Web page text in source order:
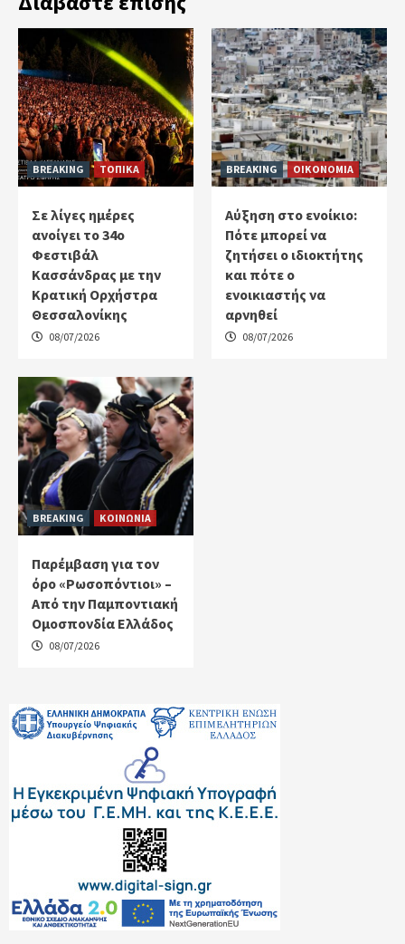
BREAKING ΤΟΠΙΚΑ
Σε λίγες ημέρες
ανοίγει το 34ο
Φεστιβάλ
Κασσάνδρας με την
Κρατική Ορχήστρα
Θεσσαλονίκης
08/07/2026
BREAKING ΟΙΚΟΝΟΜΙΑ
Αύξηση στο ενοίκιο:
Πότε μπορεί να
ζητήσει ο ιδιοκτήτης
και πότε ο
ενοικιαστής να
αρνηθεί
08/07/2026
BREAKING ΚΟΙΝΩΝΙΑ
Παρέμβαση για τον
όρο «Ρωσοπόντιοι» –
Από την Παμποντιακή
Ομοσπονδία Ελλάδος
08/07/2026